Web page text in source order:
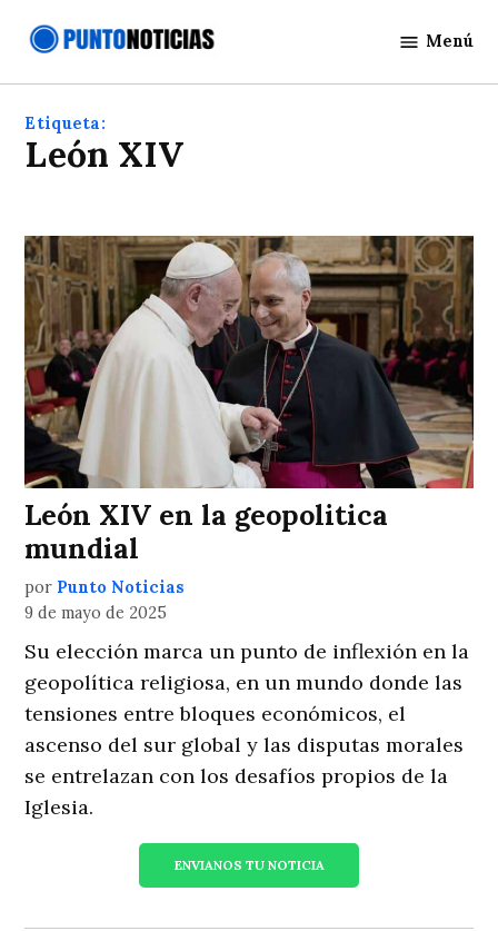
Noticias
Menú
Etiqueta:
León XIV
León XIV en la geopolitica
mundial
por Punto Noticias
9 de mayo de 2025
Su elección marca un punto de inflexión en la
geopolítica religiosa, en un mundo donde las
tensiones entre bloques económicos, el
ascenso del sur global y las disputas morales
se entrelazan con los desafíos propios de la
Iglesia.
ENVIANOS TU NOTICIA